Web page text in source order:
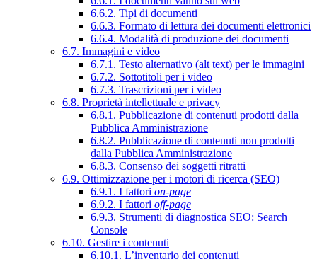
6.6.2. Tipi di documenti
6.6.3. Formato di lettura dei documenti elettronici
6.6.4. Modalità di produzione dei documenti
6.7. Immagini e video
6.7.1. Testo alternativo (alt text) per le immagini
6.7.2. Sottotitoli per i video
6.7.3. Trascrizioni per i video
6.8. Proprietà intellettuale e privacy
6.8.1. Pubblicazione di contenuti prodotti dalla
Pubblica Amministrazione
6.8.2. Pubblicazione di contenuti non prodotti
dalla Pubblica Amministrazione
6.8.3. Consenso dei soggetti ritratti
6.9. Ottimizzazione per i motori di ricerca (SEO)
6.9.1. I fattori on-page
6.9.2. I fattori off-page
6.9.3. Strumenti di diagnostica SEO: Search
Console
6.10. Gestire i contenuti
6.10.1. L’inventario dei contenuti